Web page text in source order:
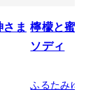
さま 檸檬と蜜柑
ソディ
ふるたみゆき